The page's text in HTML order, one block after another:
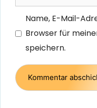
Name, E-Mail-
Browser für
speichern.